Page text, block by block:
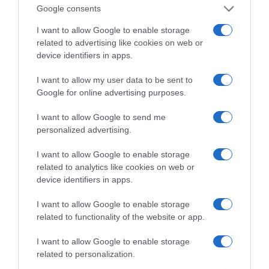
Google consents
I want to allow Google to enable storage
related to advertising like cookies on web or
device identifiers in apps.
I want to allow my user data to be sent to
Google for online advertising purposes.
I want to allow Google to send me
personalized advertising.
I want to allow Google to enable storage
related to analytics like cookies on web or
device identifiers in apps.
I want to allow Google to enable storage
related to functionality of the website or app.
I want to allow Google to enable storage
related to personalization.
LIVE: Η Θεία Λειτουργία της Μεταμορφώσεως του
Σωτήρος
Ο καιρός των επομένων ημερών: Κανονικός
Αύγουστος με δυνατούς βοριάδες και σταδιακή
Ξύπνησαν, αλλά για τους λάθος λόγους…